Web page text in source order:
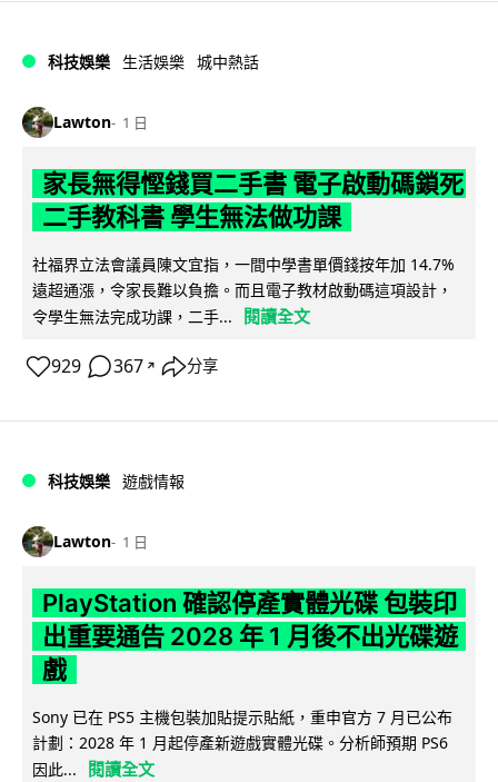
科技娛樂 生活娛樂 城中熱話
Lawton 1 日
家長無得慳錢買二手書 電子啟動碼鎖死
二手教科書 學生無法做功課
社福界立法會議員陳文宜指，一間中學書單價錢按年加 14.7%
遠超通漲，令家長難以負擔。而且電子教材啟動碼這項設計，
令學生無法完成功課，二手...
閱讀全文
929 367 ↗ 分享
科技娛樂 遊戲情報
Lawton 1 日
PlayStation 確認停產實體光碟 包裝印
出重要通告 2028 年 1 月後不出光碟遊
戲
Sony 已在 PS5 主機包裝加貼提示貼紙，重申官方 7 月已公布
計劃：2028 年 1 月起停產新遊戲實體光碟。分析師預期 PS6
因此...
閱讀全文